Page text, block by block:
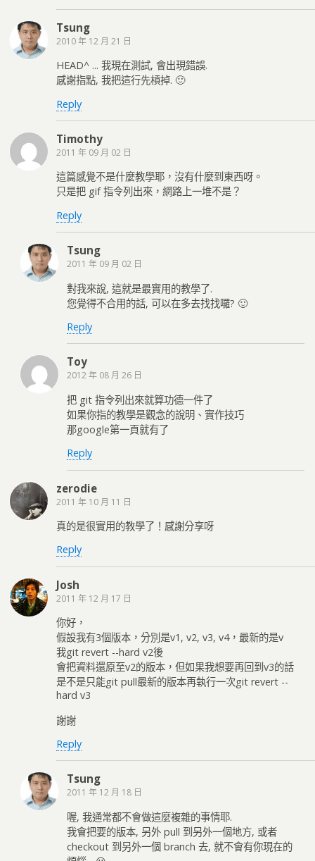
Tsung
2010 年 12 月 21 日
HEAD^ ... 我現在測試, 會出現錯誤.
感謝指點, 我把這行先槓掉. 🙂
Reply
Timothy
2011 年 09 月 02 日
這篇感覺不是什麼教學耶，沒有什麼到東西呀。
只是把 gif 指令列出來，網路上一堆不是？
Reply
Tsung
2011 年 09 月 02 日
對我來說, 這就是最實用的教學了.
您覺得不合用的話, 可以在多去找找囉? 🙂
Reply
Toy
2012 年 08 月 26 日
把 git 指令列出來就算功德一件了
如果你指的教學是觀念的說明、實作技巧
那google第一頁就有了
Reply
zerodie
2011 年 10 月 11 日
真的是很實用的教學了！感謝分享呀
Reply
Josh
2011 年 12 月 17 日
你好，
假設我有3個版本，分別是v1, v2, v3, v4，最新的是v
我git revert --hard v2後
會把資料還原至v2的版本，但如果我想要再回到v3的話
是不是只能git pull最新的版本再執行一次git revert --
hard v3
謝謝
Reply
Tsung
2011 年 12 月 18 日
喔, 我通常都不會做這麼複雜的事情耶.
我會把要的版本, 另外 pull 到另外一個地方, 或者
checkout 到另外一個 branch 去, 就不會有你現在的